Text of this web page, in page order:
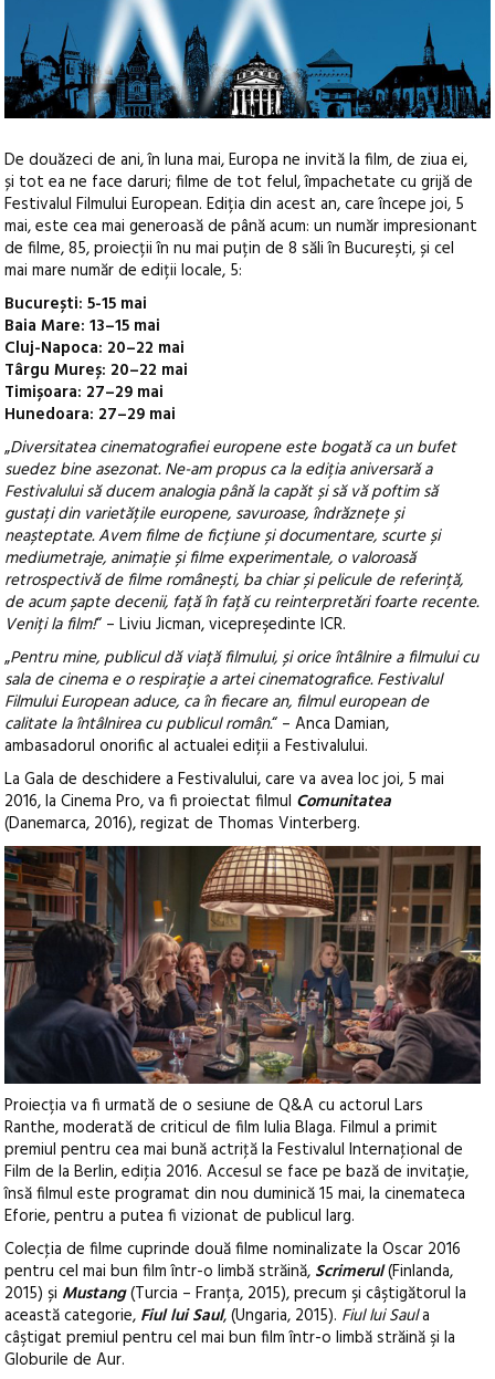
De douăzeci de ani, în luna mai, Europa ne invită la film, de ziua ei,
și tot ea ne face daruri; filme de tot felul, împachetate cu grijă de
Festivalul Filmului European. Ediția din acest an, care începe joi, 5
mai, este cea mai generoasă de până acum: un număr impresionant
de filme, 85, proiecții în nu mai puțin de 8 săli în București, și cel
mai mare număr de ediții locale, 5:
București: 5-15 mai
Baia Mare: 13–15 mai
Cluj-Napoca: 20–22 mai
Târgu Mureș: 20–22 mai
Timișoara: 27–29 mai
Hunedoara: 27–29 mai
„Diversitatea cinematografiei europene este bogată ca un bufet
suedez bine asezonat. Ne-am propus ca la ediția aniversară a
Festivalului să ducem analogia până la capăt și să vă poftim să
gustați din varietățile europene, savuroase, îndrăznețe și
neașteptate. Avem filme de ficțiune și documentare, scurte și
mediumetraje, animație și filme experimentale, o valoroasă
retrospectivă de filme românești, ba chiar și pelicule de referință,
de acum șapte decenii, față în față cu reinterpretări foarte recente.
Veniți la film!“ – Liviu Jicman, vicepreşedinte ICR.
„Pentru mine, publicul dă viață filmului, și orice întâlnire a filmului cu
sala de cinema e o respirație a artei cinematografice. Festivalul
Filmului European aduce, ca în fiecare an, filmul european de
calitate la întâlnirea cu publicul român.“ – Anca Damian,
ambasadorul onorific al actualei ediții a Festivalului.
La Gala de deschidere a Festivalului, care va avea loc joi, 5 mai
2016, la Cinema Pro, va fi proiectat filmul Comunitatea
(Danemarca, 2016), regizat de Thomas Vinterberg.
Proiecția va fi urmată de o sesiune de Q&A cu actorul Lars
Ranthe, moderată de criticul de film Iulia Blaga. Filmul a primit
premiul pentru cea mai bună actriţă la Festivalul Internaţional de
Film de la Berlin, ediţia 2016. Accesul se face pe bază de invitație,
însă filmul este programat din nou duminică 15 mai, la cinemateca
Eforie, pentru a putea fi vizionat de publicul larg.
Colecţia de filme cuprinde două filme nominalizate la Oscar 2016
pentru cel mai bun film într-o limbă străină, Scrimerul(Finlanda,
2015) și Mustang(Turcia – Franța, 2015), precum şi câştigătorul la
această categorie, Fiul lui Saul, (Ungaria, 2015). Fiul lui Saula
câştigat premiul pentru cel mai bun film într-o limbă străină şi la
Globurile de Aur.